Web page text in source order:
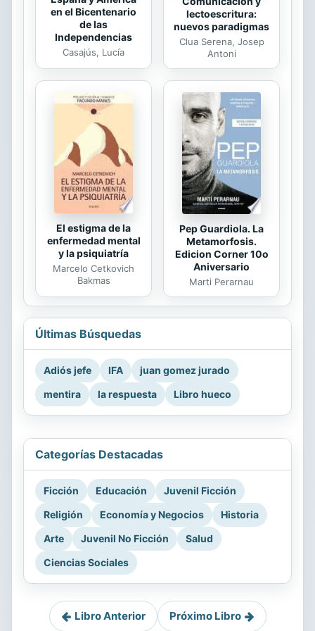
en el Bicentenario
de las
Independencias
Casajús, Lucía
lectoescritura:
nuevos paradigmas
Clua Serena, Josep
Antoni
El estigma de la
enfermedad mental
y la psiquiatría
Marcelo Cetkovich
Bakmas
Pep Guardiola. La
Metamorfosis.
Edicion Corner 10o
Aniversario
Marti Perarnau
Últimas Búsquedas
Adiós jefe IFA
juan gomez jurado
mentira
la respuesta Libro hueco
Categorías Destacadas
Ficción Educación
Juvenil Ficción
Religión
Economía y Negocios
Historia
Arte
Juvenil No Ficción
Salud
Ciencias Sociales
Libro Anterior Próximo Libro